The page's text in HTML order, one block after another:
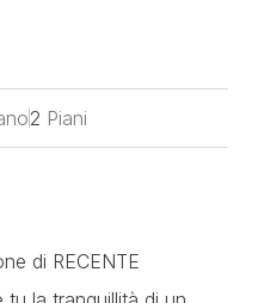
2 Piani
di RECENTE